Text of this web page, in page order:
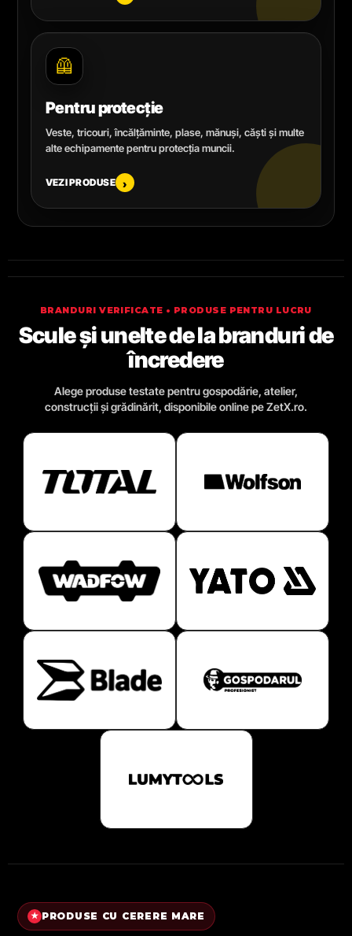
🦺
Pentru protecție
Veste, tricouri, încălțăminte, plase, mănuși, căști și multe
alte echipamente pentru protecția muncii.
VEZI PRODUSE ›
BRANDURI VERIFICATE • PRODUSE PENTRU LUCRU
Scule și unelte de la branduri de
încredere
Alege produse testate pentru gospodărie, atelier,
construcții și grădinărit, disponibile online pe ZetX.ro.
★ PRODUSE CU CERERE MARE